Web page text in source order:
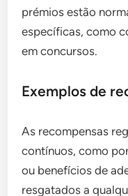
prémios estão
específicas, como
em concursos.
Exemplos de
As recompensas
contínuos, como
ou benefícios de
resgatados a